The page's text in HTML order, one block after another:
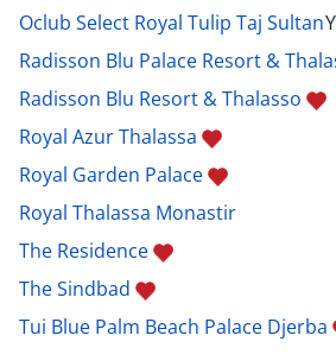
Oclub Select Royal Tulip Taj Sultan
Radisson Blu Palace Resort &
Radisson Blu Resort & Thalasso
Royal Azur Thalassa
Royal Garden Palace
Royal Thalassa Monastir
The Residence
The Sindbad
Tui Blue Palm Beach Palace Djerba